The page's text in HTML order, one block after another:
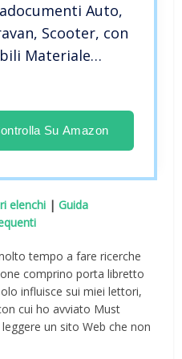
Auto,
Scooter, con
Materiale
Su Amazon
elenchi |Guida
tempo a fare ricerche
comprino porta libretto
influisce sui miei lettori,
cui ho avviato Must
un sito Web che non